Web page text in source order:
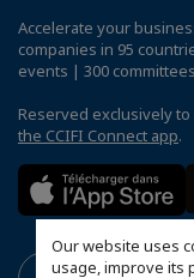
Our website uses
usage, improve its
Accelerate your
companies in 95
events | 300
Reserved exclusively
the CCIFI Connect app.